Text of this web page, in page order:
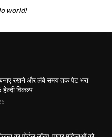
world!
बनाए रखने और लंबे समय तक पेट भरा
विकल्प